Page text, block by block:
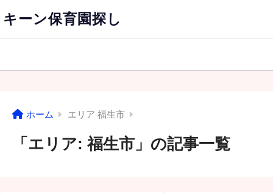
キーン保育園探し
ホーム エリア 福生市
「エリア:福生市 」の記事一覧